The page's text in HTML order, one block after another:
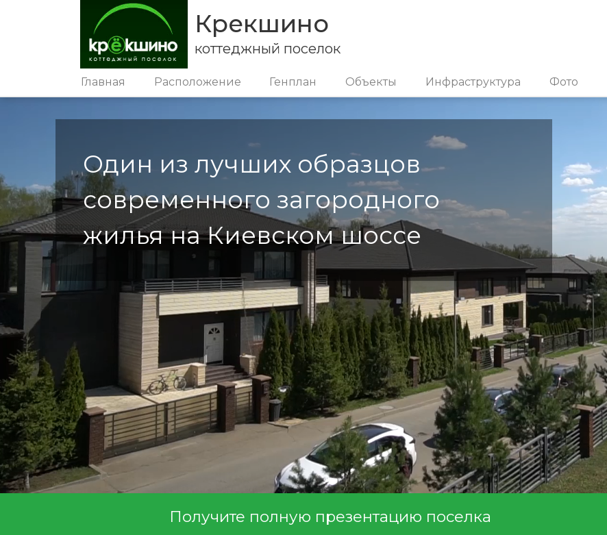
Крекшино
коттеджный поселок
Главная Расположение Генплан Объекты Инфраструктура Фото
Один из лучших образцов
современного загородного
жилья на Киевском шоссе
Получите полную презентацию поселка